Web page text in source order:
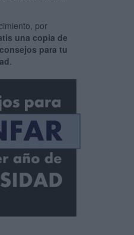
por
una copia de
para tu
.